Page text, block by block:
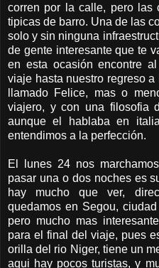
corren por la calle, pero las
tipicas de barro. Una de las
solo y sin ninguna
de gente interesante que te
en esta ocasión encontre
viaje hasta nuestro regreso
llamado Felice, mas o
viajero, y con una filosofia
aunque el hablaba en
entendimos a la perfección.
El lunes 24 nos
pasar una o dos noches es
hay mucho que ver,
quedamos en Segou,
pero mucho mas
para el final del viaje, pues
orilla del rio Niger, tiene un
aqui hay pocos turistas, y